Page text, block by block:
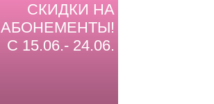
СКИДКИ НА
АБОНЕМЕНТЫ!
С 15.06.- 24.06.